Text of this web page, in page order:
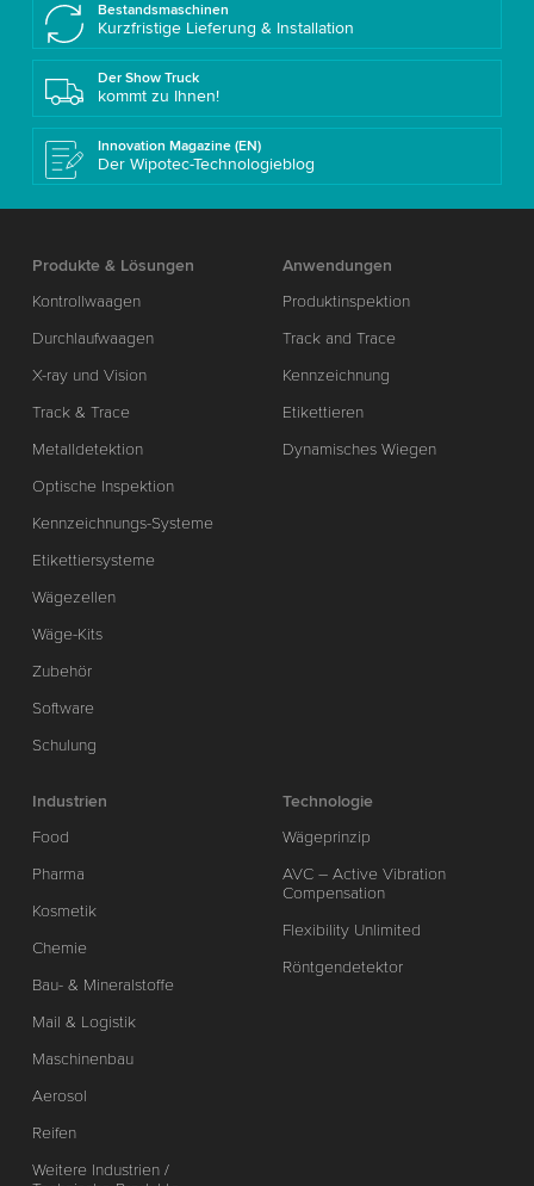
Bestandsmaschinen
Kurzfristige Lieferung & Installation
Der Show Truck
kommt zu Ihnen!
Innovation Magazine (EN)
Der Wipotec-Technologieblog
Produkte & Lösungen
Kontrollwaagen
Durchlaufwaagen
X-ray und Vision
Track & Trace
Metalldetektion
Optische Inspektion
Kennzeichnungs-Systeme
Etikettiersysteme
Wägezellen
Wäge-Kits
Zubehör
Software
Schulung
Anwendungen
Produktinspektion
Track and Trace
Kennzeichnung
Etikettieren
Dynamisches Wiegen
Industrien
Food
Pharma
Kosmetik
Chemie
Bau- & Mineralstoffe
Mail & Logistik
Maschinenbau
Aerosol
Reifen
Weitere Industrien /
Technologie
Wägeprinzip
AVC – Active Vibration
Compensation
Flexibility Unlimited
Röntgendetektor